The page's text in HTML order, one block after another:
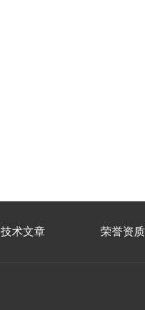
技术文章 荣誉资质